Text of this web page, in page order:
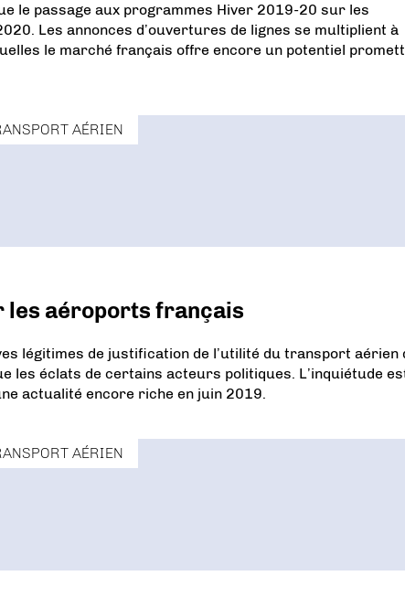
le passage aux programmes Hiver 2019-20 sur les
Les annonces d’ouvertures de lignes se multiplient à
le marché français offre encore un potentiel
AÉRIEN
les aéroports français
légitimes de justification de l’utilité du transport aérien
les éclats de certains acteurs politiques. L’inquiétude
actualité encore riche en juin 2019.
AÉRIEN